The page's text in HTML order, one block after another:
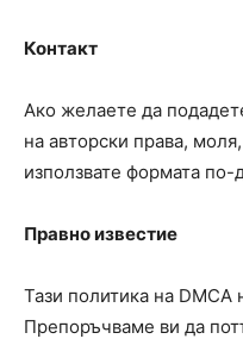
Контакт
Ако желаете да
на авторски права,
използвате формата по-
Правно известие
Тази политика на DMCA
Препоръчваме ви да